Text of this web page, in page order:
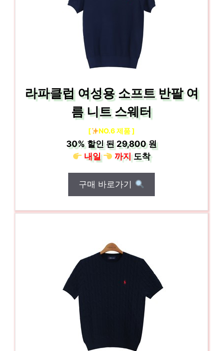
라파클럽 여성용 소프트 반팔 여
름 니트 스웨터
[ NO.6 제품 ]
30%할인 된29,800 원
내일
까지도착
구매 바로가기